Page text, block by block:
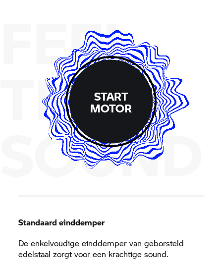
FEEL
THE
SOUND
START
MOTOR
Standaard einddemper
De enkelvoudige einddemper van geborsteld
edelstaal zorgt voor een krachtige sound.